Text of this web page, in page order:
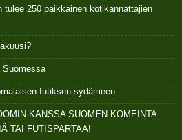
tulee 250 paikkainen kotikannattajien
Suomessa
futiksen sydämeen
KANSSA SUOMEN KOMEINTA
TAI FUTISPARTAA!